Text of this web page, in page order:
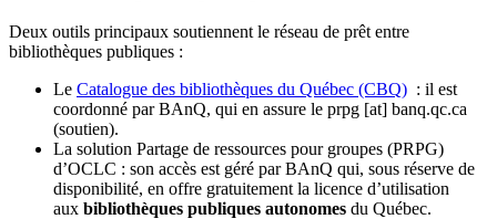
Deux outils principaux soutiennent le réseau de prêt entre
bibliothèques publiques :
Le Catalogue des bibliothèques du Québec (CBQ) : il est
coordonné par BAnQ, qui en assure le prpg [at] banq.qc.ca
(soutien).
La solution Partage de ressources pour groupes (PRPG)
d’OCLC : son accès est géré par BAnQ qui, sous réserve de
disponibilité, en offre gratuitement la licence d’utilisation
aux bibliothèques publiques autonomes du Québec.